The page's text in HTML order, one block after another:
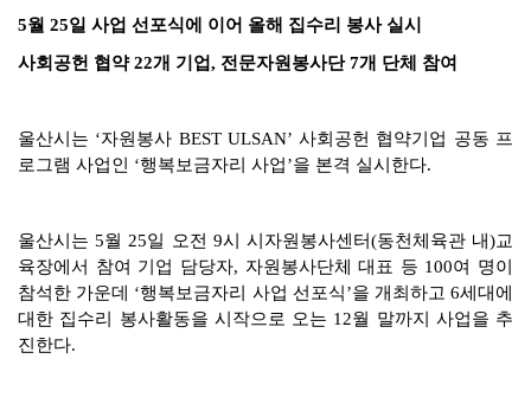
5월 25일 사업 선포식에 이어 올해 집수리 봉사 실시
사회공헌 협약 22개 기업, 전문자원봉사단 7개 단체 참여
울산시는 ‘자원봉사 BEST ULSAN’ 사회공헌 협약기업 공동 프
로그램 사업인 ‘행복보금자리 사업’을 본격 실시한다.
울산시는 5월 25일 오전 9시 시자원봉사센터(동천체육관 내)교
육장에서 참여 기업 담당자, 자원봉사단체 대표 등 100여 명이
참석한 가운데 ‘행복보금자리 사업 선포식’을 개최하고 6세대에
대한 집수리 봉사활동을 시작으로 오는 12월 말까지 사업을 추
진한다.